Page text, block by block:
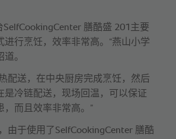
SelfCookingCenter 膳酷盛 201主要
进行烹饪，效率非常高。“燕山小学
。
配送，在中央厨房完成烹饪，然后
是冷链配送，现场回温，可以保证
，而且效率非常高。”
由于使用了SelfCookingCenter 膳酷